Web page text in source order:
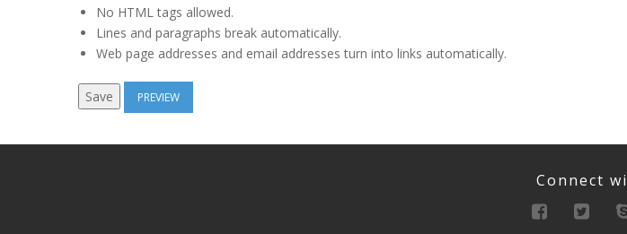
No HTML tags allowed.
Lines and paragraphs break automatically.
Web page addresses and email addresses turn into links automatically.
Connect